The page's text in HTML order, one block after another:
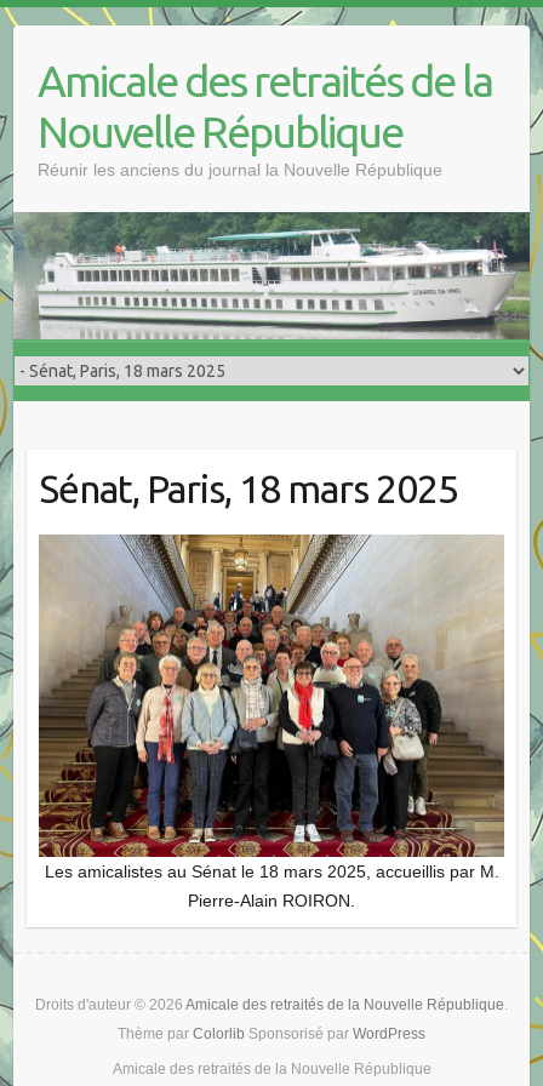
Skip
contentAmicale des retraités de la
Nouvelle République
Réunir les anciens du journal la Nouvelle République
Sénat, Paris, 18 mars 2025
Les amicalistes au Sénat le 18 mars 2025, accueillis par M.
Pierre-Alain ROIRON.
Droits d'auteur © 2026 Amicale des retraités de la Nouvelle République.
Thème par Colorlib Sponsorisé par WordPress
Amicale des retraités de la Nouvelle République